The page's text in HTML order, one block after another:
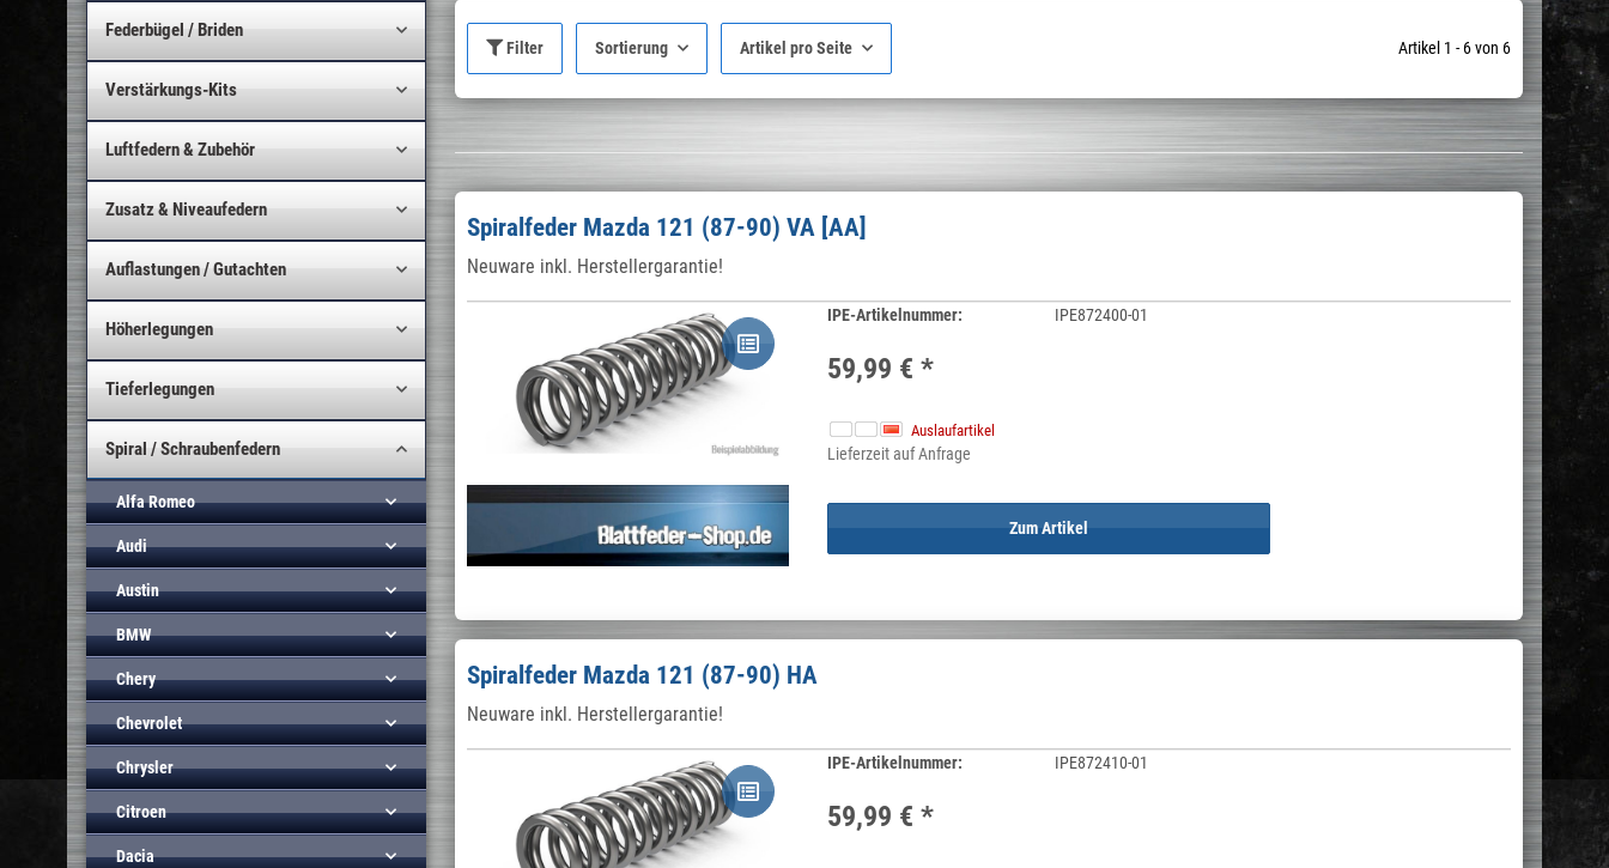
Filter Sortierung Artikel pro Seite Artikel 1 - 6 von 6
Spiralfeder Mazda 121 (87-90) VA [AA]
Neuware inkl. Herstellergarantie!
IPE-Artikelnummer: IPE872400-01
59,99 €*
Auslaufartikel
Lieferzeit auf Anfrage
Zum Artikel
Spiralfeder Mazda 121 (87-90) HA
Neuware inkl. Herstellergarantie!
IPE-Artikelnummer: IPE872410-01
59,99 €*
Federbügel / Briden
Verstärkungs-Kits
Luftfedern & Zubehör
Zusatz & Niveaufedern
Auflastungen / Gutachten
Höherlegungen
Tieferlegungen
Spiral / Schraubenfedern
Alfa Romeo
Audi
Austin
BMW
Chery
Chevrolet
Chrysler
Citroen
Dacia